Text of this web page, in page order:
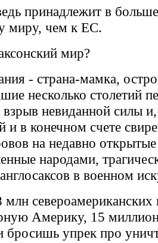
принадлежит в
миру, чем к ЕС.
мир?
- страна-мамка,
несколько столетий
невиданной силы
и в конечном счете
на недавно
народами,
в военном
млн североамериканских
Америку, 15
бросишь упрек про